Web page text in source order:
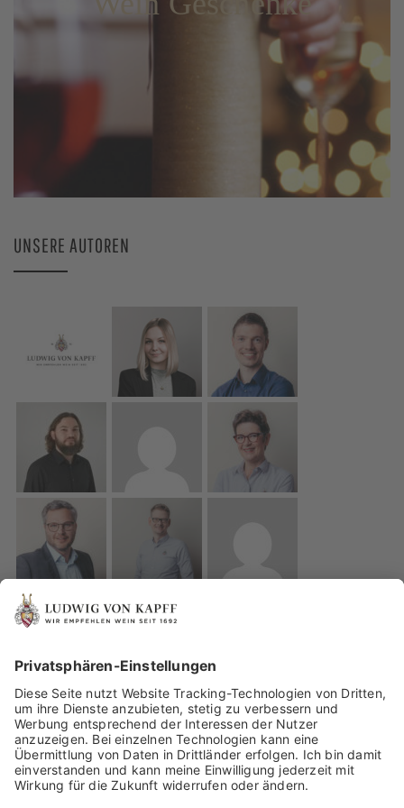
UNSERE AUTOREN